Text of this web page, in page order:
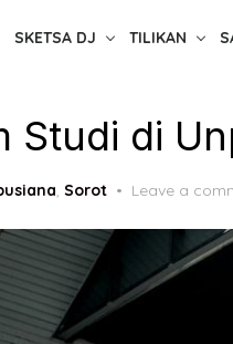
SKETSA DJ TILIKAN
Studi di
, Sorot Leave a